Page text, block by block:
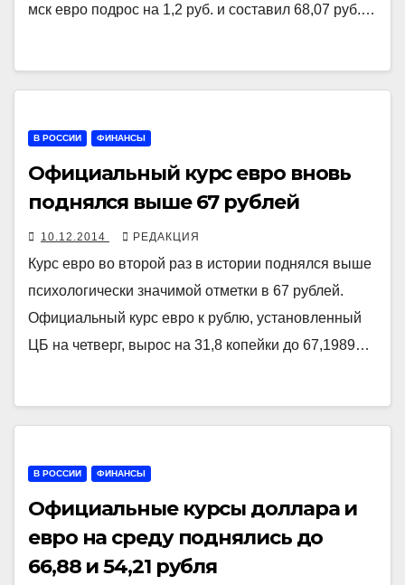
мск евро подрос на 1,2 руб. и составил 68,07 руб.…
В РОССИИ ФИНАНСЫ
Официальный курс евро вновь
поднялся выше 67 рублей
10.12.2014 РЕДАКЦИЯ
Курс евро во второй раз в истории поднялся выше
психологически значимой отметки в 67 рублей.
Официальный курс евро к рублю, установленный
ЦБ на четверг, вырос на 31,8 копейки до 67,1989…
В РОССИИ ФИНАНСЫ
Официальные курсы доллара и
евро на среду поднялись до
66,88 и 54,21 рубля